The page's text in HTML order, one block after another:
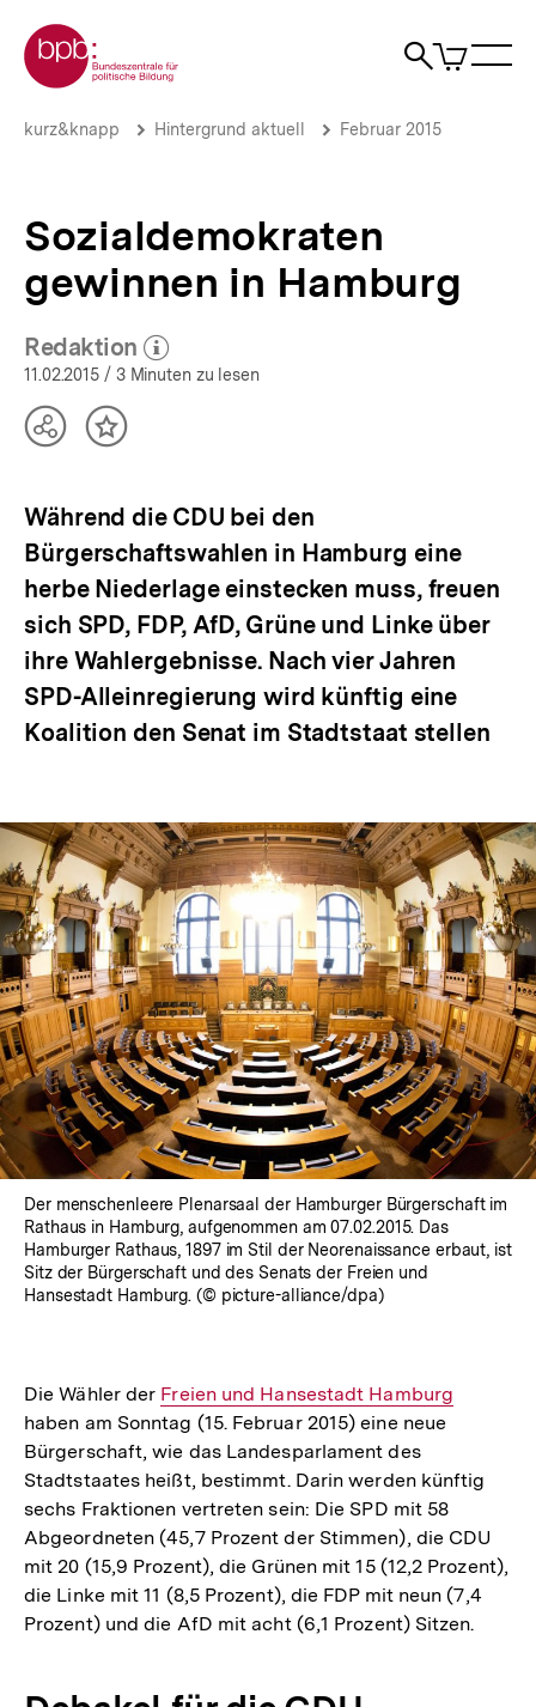
zum
Seiteninhalt
springen
Zur Startseite der bpb
Suche
Artikel
im
Sozialdemokraten
Hintergrund
Brotkrümelnavigation
Pfadnavigation
kurz&knapp Hintergrund aktuell Februar 2015
Sozialdemokraten
gewinnen in Hamburg
Redaktion
(Mehr zum Autor)
öffnen
11.02.2015 / 3 Minuten zu lesen
TeilenInhalt
Während die CDU bei den
Bürgerschaftswahlen in Hamburg eine
herbe Niederlage einstecken muss, freuen
sich SPD, FDP, AfD, Grüne und Linke über
ihre Wahlergebnisse. Nach vier Jahren
SPD-Alleinregierung wird künftig eine
Koalition den Senat im Stadtstaat stellen
Der menschenleere Plenarsaal der Hamburger Bürgerschaft im
Rathaus in Hamburg, aufgenommen am 07.02.2015. Das
Hamburger Rathaus, 1897 im Stil der Neorenaissance erbaut, ist
Sitz der Bürgerschaft und des Senats der Freien und
Hansestadt Hamburg. (© picture-alliance/dpa)
Die Wähler der Interner
Link:
Freien und Hansestadt Hamburg
haben am Sonntag (15. Februar 2015) eine neue
Bürgerschaft, wie das Landesparlament des
Stadtstaates heißt, bestimmt. Darin werden künftig
sechs Fraktionen vertreten sein: Die SPD mit 58
Abgeordneten (45,7 Prozent der Stimmen), die CDU
mit 20 (15,9 Prozent), die Grünen mit 15 (12,2 Prozent),
die Linke mit 11 (8,5 Prozent), die FDP mit neun (7,4
Prozent) und die AfD mit acht (6,1 Prozent) Sitzen.